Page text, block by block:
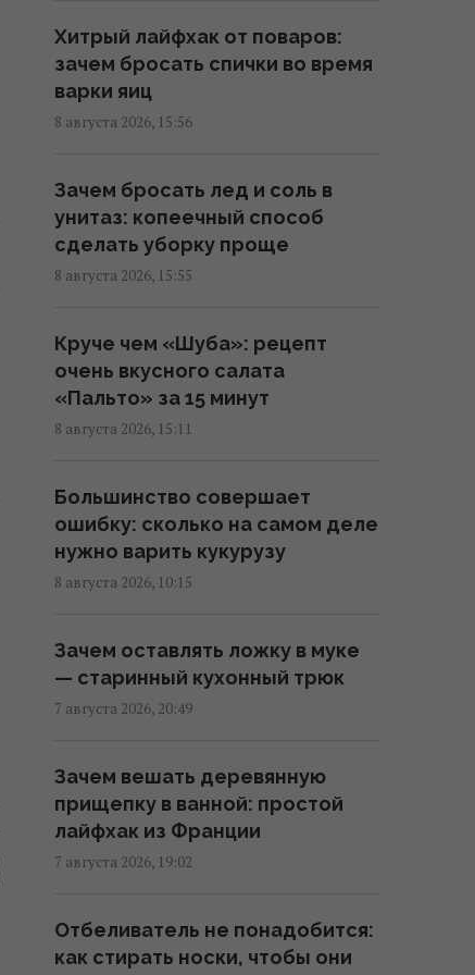
Супруги купили старый дом в
деревне и вложили в ремонт 2,5
млн грн: как его обустроили
Каспровы-Верх: подъем на
одну из самых высоких гор Татр
– не просто выжить, но и
Сытный белковый обед можно
приготовить за несколько
9 августа: церковный праздник
сегодня, о чем лучше молчать в
Какой чай лучше всего
экспертов
05:35 воскресенье, 09 августа 2026
для сов: результат удивил
03:30 воскресенье, 09 августа 2026
Хитрый лайфхак от поваров:
зачем бросать спички во время
варки яиц
8 августа 2026, 15:56
Зачем бросать лед и соль в
унитаз: копеечный способ
сделать уборку проще
8 августа 2026, 15:55
Круче чем «Шуба»: рецепт
очень вкусного салата
«Пальто» за 15 минут
8 августа 2026, 15:11
Большинство совершает
ошибку: сколько на самом деле
нужно варить кукурузу
8 августа 2026, 10:15
Зачем оставлять ложку в муке
— старинный кухонный трюк
7 августа 2026, 20:49
Зачем вешать деревянную
прищепку в ванной: простой
лайфхак из Франции
7 августа 2026, 19:02
Отбеливатель не понадобится:
как стирать носки, чтобы они